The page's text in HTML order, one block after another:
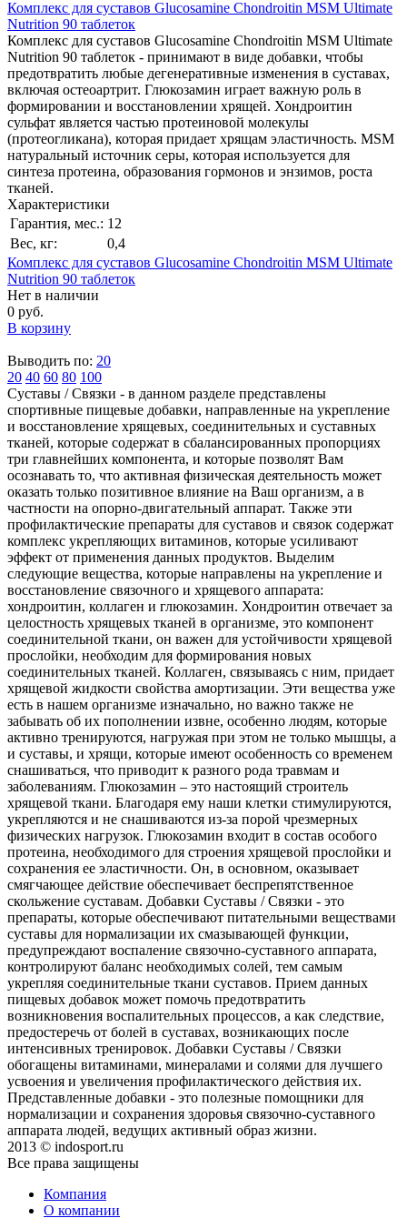
Комплекс для суставов Glucosamine Chondroitin MSM Ultimate
Nutrition 90 таблеток
Комплекс для суставов Glucosamine Chondroitin MSM Ultimate
Nutrition 90 таблеток - принимают в виде добавки, чтобы
предотвратить любые дегенеративные изменения в суставах,
включая остеоартрит. Глюкозамин играет важную роль в
формировании и восстановлении хрящей. Хондроитин
сульфат является частью протеиновой молекулы
(протеогликана), которая придает хрящам эластичность. MSM
натуральный источник серы, которая используется для
синтеза протеина, образования гормонов и энзимов, роста
тканей.
Характеристики
Гарантия, мес.: 12
Вес, кг:
0,4
Комплекс для суставов Glucosamine Chondroitin MSM Ultimate
Nutrition 90 таблеток
Нет в наличии
0 руб.
В корзину
Выводить по: 20
20 40 60 80 100
Суставы / Связки - в данном разделе представлены
спортивные пищевые добавки, направленные на укрепление
и восстановление хрящевых, соединительных и суставных
тканей, которые содержат в сбалансированных пропорциях
три главнейших компонента, и которые позволят Вам
осознавать то, что активная физическая деятельность может
оказать только позитивное влияние на Ваш организм, а в
частности на опорно-двигательный аппарат. Также эти
профилактические препараты для суставов и связок содержат
комплекс укрепляющих витаминов, которые усиливают
эффект от применения данных продуктов. Выделим
следующие вещества, которые направлены на укрепление и
восстановление связочного и хрящевого аппарата:
хондроитин, коллаген и глюкозамин. Хондроитин отвечает за
целостность хрящевых тканей в организме, это компонент
соединительной ткани, он важен для устойчивости хрящевой
прослойки, необходим для формирования новых
соединительных тканей. Коллаген, связываясь с ним, придает
хрящевой жидкости свойства амортизации. Эти вещества уже
есть в нашем организме изначально, но важно также не
забывать об их пополнении извне, особенно людям, которые
активно тренируются, нагружая при этом не только мышцы, а
и суставы, и хрящи, которые имеют особенность со временем
снашиваться, что приводит к разного рода травмам и
заболеваниям. Глюкозамин – это настоящий строитель
хрящевой ткани. Благодаря ему наши клетки стимулируются,
укрепляются и не снашиваются из-за порой чрезмерных
физических нагрузок. Глюкозамин входит в состав особого
протеина, необходимого для строения хрящевой прослойки и
сохранения ее эластичности. Он, в основном, оказывает
смягчающее действие обеспечивает беспрепятственное
скольжение суставам. Добавки Суставы / Связки - это
препараты, которые обеспечивают питательными веществами
суставы для нормализации их смазывающей функции,
предупреждают воспаление связочно-суставного аппарата,
контролируют баланс необходимых солей, тем самым
укрепляя соединительные ткани суставов. Прием данных
пищевых добавок может помочь предотвратить
возникновения воспалительных процессов, а как следствие,
предостеречь от болей в суставах, возникающих после
интенсивных тренировок. Добавки Суставы / Связки
обогащены витаминами, минералами и солями для лучшего
усвоения и увеличения профилактического действия их.
Представленные добавки - это полезные помощники для
нормализации и сохранения здоровья связочно-суставного
аппарата людей, ведущих активный образ жизни.
2013 © indosport.ru
Все права защищены
Компания
О компании